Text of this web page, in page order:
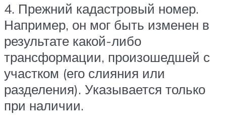
4. Прежний кадастровый номер.
Например, он мог быть изменен в
результате какой-либо
трансформации, произошедшей с
участком (его слияния или
разделения). Указывается только
при наличии.